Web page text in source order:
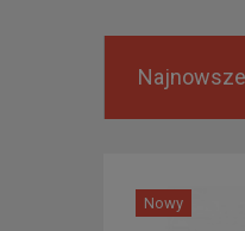
Najnowsze
Nowy